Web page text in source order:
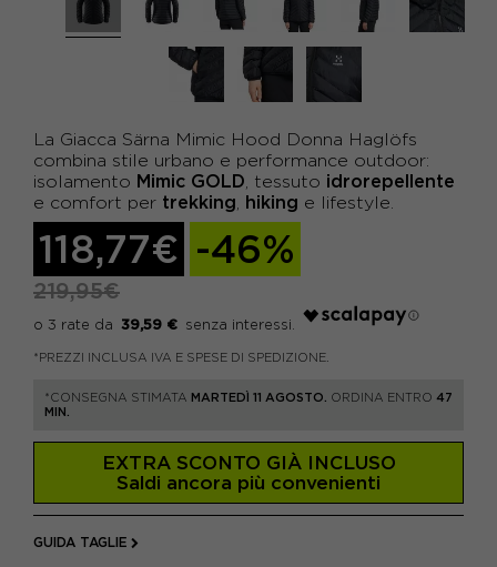
La Giacca Särna Mimic Hood Donna Haglöfs
combina stile urbano e performance outdoor:
isolamento Mimic GOLD , tessuto idrorepellente
e comfort per trekking hiking e lifestyle.
118,77€ -46%
219,95€
39,59 €
*PREZZI INCLUSA IVA E SPESE DI SPEDIZIONE.
*CONSEGNA STIMATA MARTEDÌ 11 AGOSTO. ORDINA ENTRO 47
MIN.
EXTRA SCONTO GIÀ INCLUSO
Saldi ancora più convenienti
GUIDA TAGLIE